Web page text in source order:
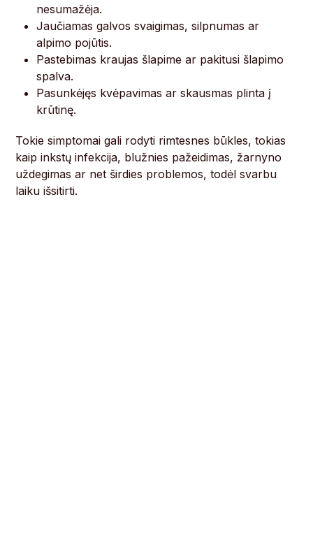
nesumažėja.
Jaučiamas galvos svaigimas, silpnumas ar
alpimo pojūtis.
Pastebimas kraujas šlapime ar pakitusi šlapimo
spalva.
Pasunkėjęs kvėpavimas ar skausmas plinta į
krūtinę.
Tokie simptomai gali rodyti rimtesnes būkles, tokias
kaip inkstų infekcija, blužnies pažeidimas, žarnyno
uždegimas ar net širdies problemos, todėl svarbu
laiku išsitirti.